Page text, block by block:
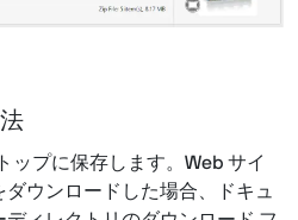
ップに保存します。Web サイ
ダウンロードした場合、ドキュ